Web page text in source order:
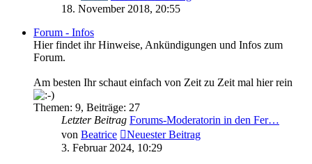
18. November 2018, 20:55
Forum - Infos
Hier findet ihr Hinweise, Ankündigungen und Infos zum
Forum.
Am besten Ihr schaut einfach von Zeit zu Zeit mal hier rein
Themen: 9, Beiträge: 27
Letzter Beitrag Forums-Moderatorin in den Fer…
von Beatrice
Neuester Beitrag
3. Februar 2024, 10:29